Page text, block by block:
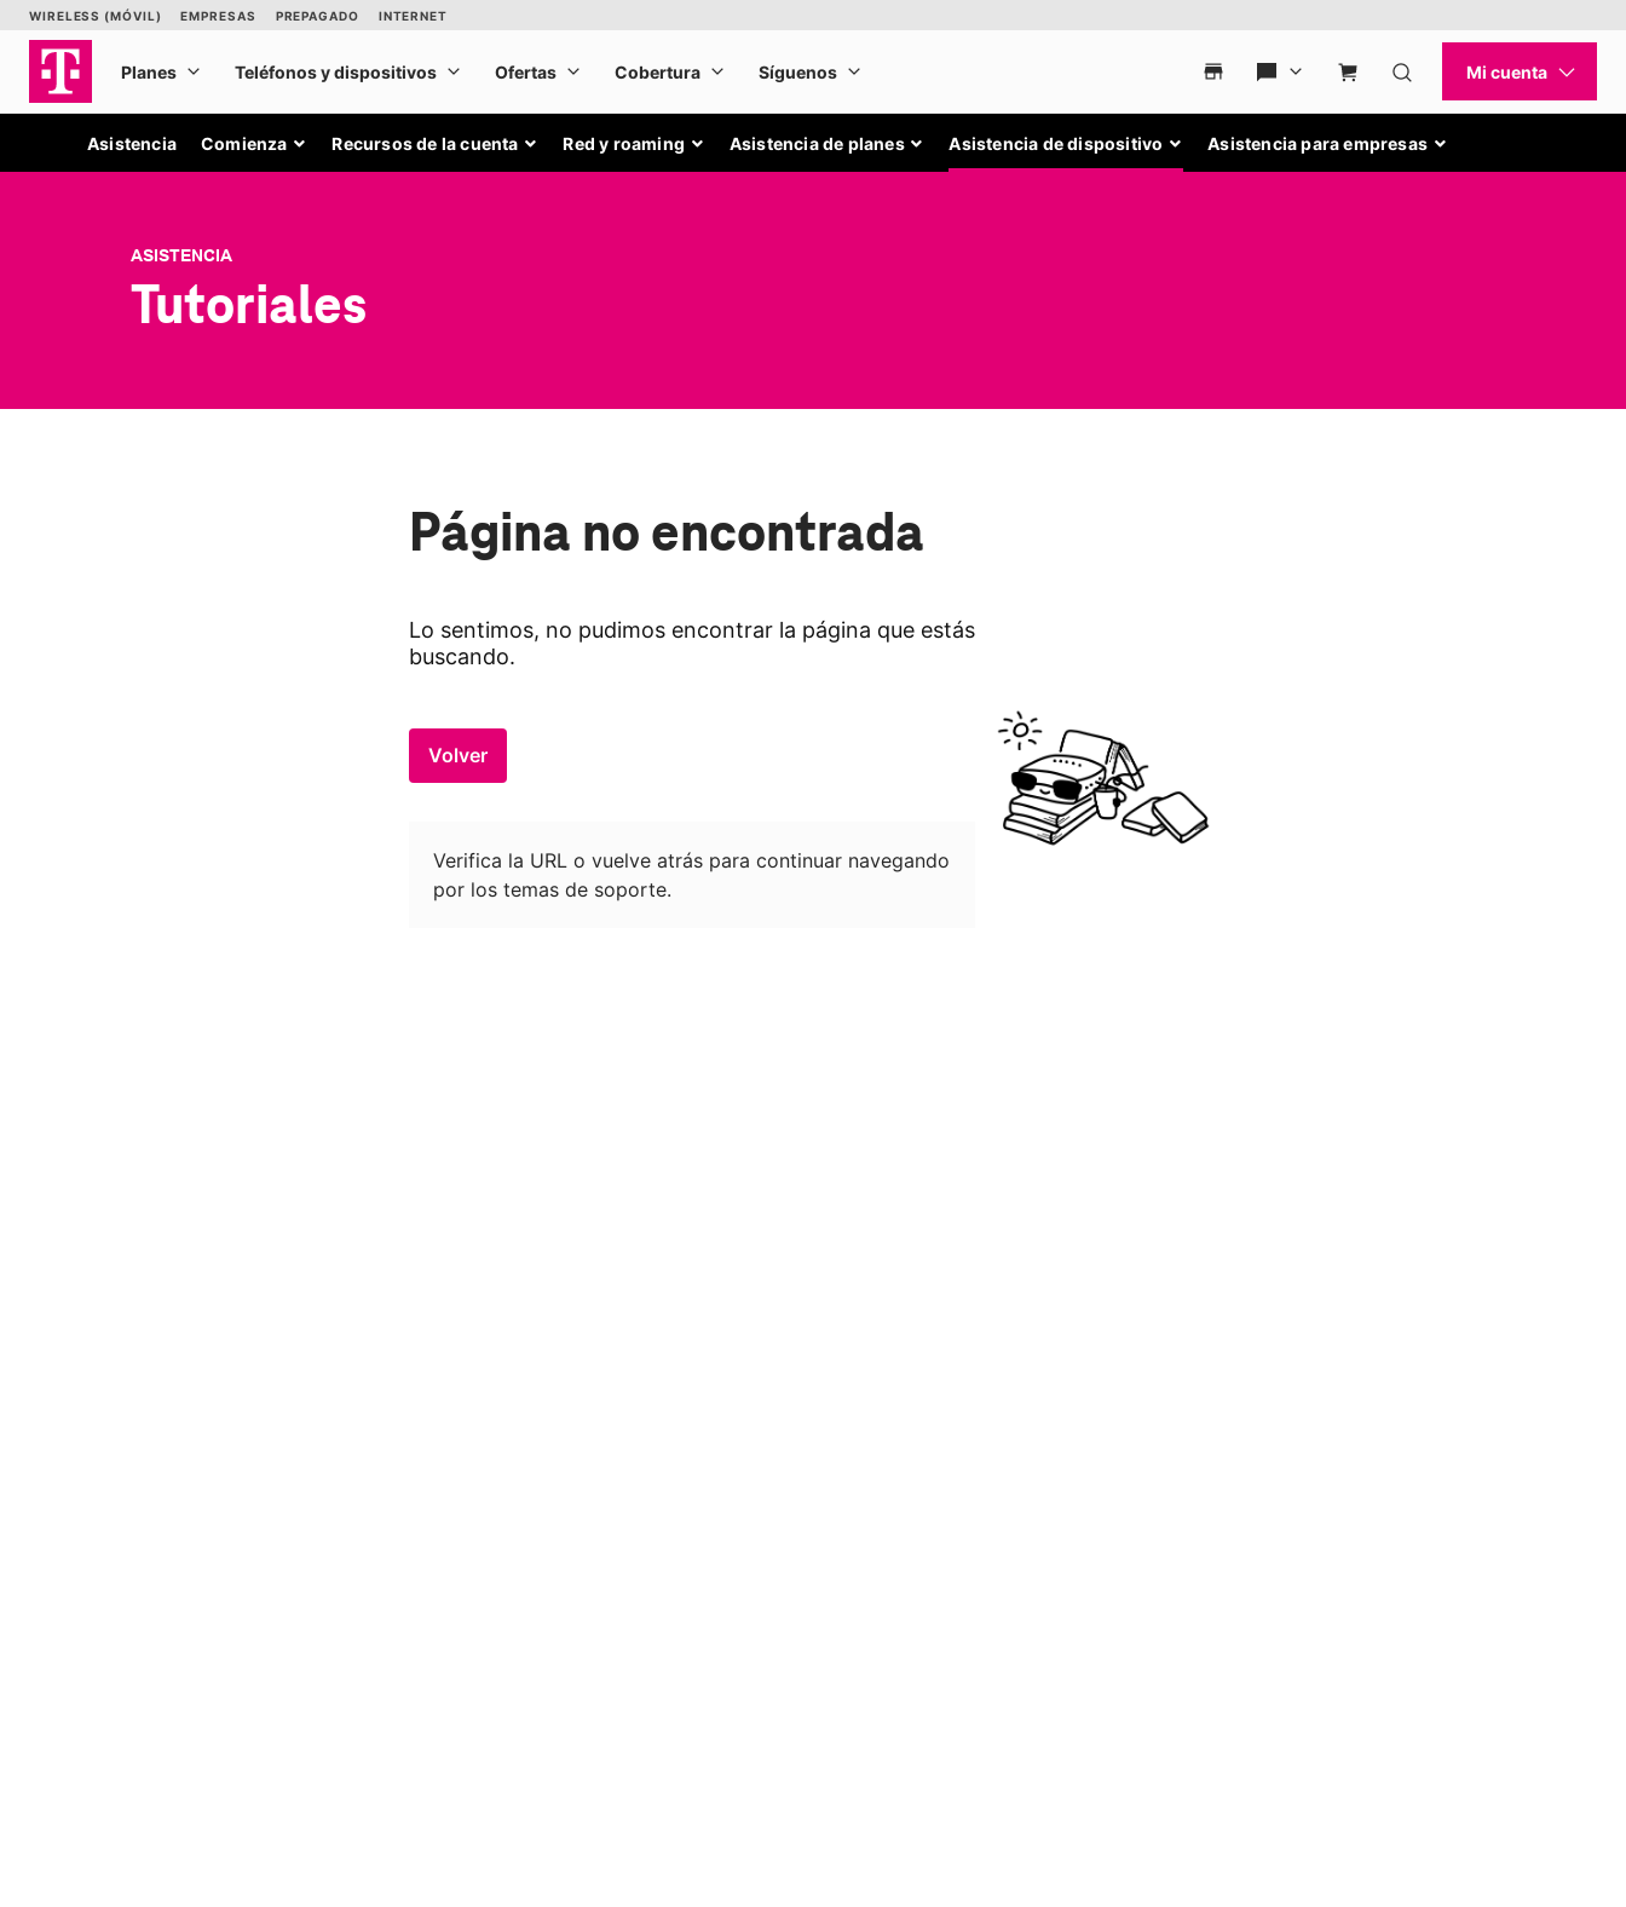
Asistencia Comienza Recursos de la cuenta Red y roaming Asistencia de planes Asistencia de dispositivo Asistencia para empresas
ASISTENCIA
Tutoriales